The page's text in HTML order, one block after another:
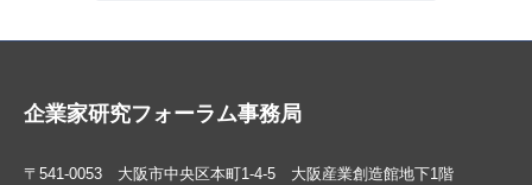
企業家研究フォーラム事務局
〒541-0053 大阪市中央区本町1-4-5 大阪産業創造館地下1階